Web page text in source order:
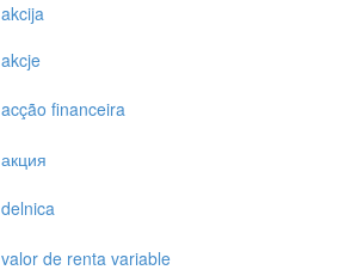
akcija
akcje
acção financeira
акция
delnica
valor de renta variable